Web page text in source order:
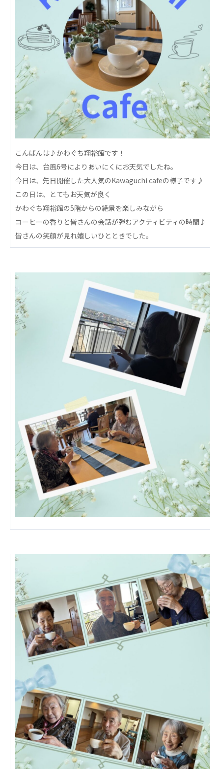
アジアメデカ元気事業団
株式会社 爽やかな風九州
爽やかな風九州
株式会社 七星
七星
社会福祉法人 福ふく
福ふく
株式会社 せきれい
せきれい
社会福祉法人 心の会
心の会
医療（共に生きる仲間達）
医療法人社団 美翔会
聖心美容クリニック
S-Labo（渋谷院）
医療法人社団 デンタルケアコミュニティ
フォレストデンタルクリニック
医療法人社団 鴻愛会
こうのす共生病院
OKP with Life クリニック
こうのすナーシングホーム共生園
医療法人 京都翔医会
訪問看護ステーション秋桜
上桂の郷
ファミリエール吉祥院
教育（共に生きる仲間達）
学校法人明星学園 関東福祉専門学校
国際医療専門学校 浦和学院高等学校
ーツクラブ
特定非営利活動法人アート応援隊
その他
Mediclude 株式会社アジアメデカ元気事業団
株式会社フラワーコミュニティ放送
Medicare Lead Japan
株式会社日本医科学研究所
特定非営利活動法人共生フォーラム
一般社団法人フードラボジャパン
特定非営利活動法人日本医療福祉機構
株式会社アメックファーマシー
こんばんは♪かわぐち翔裕館です！
今日は、台風6号によりあいにくにお天気でしたね。
今日は、先日開催した大人気のKawaguchi cafeの様子です♪
この日は、とてもお天気が良く
かわぐち翔裕館の5階からの絶景を楽しみながら
コーヒーの香りと皆さんの会話が弾むアクティビティの時間♪
皆さんの笑顔が見れ嬉しいひとときでした。